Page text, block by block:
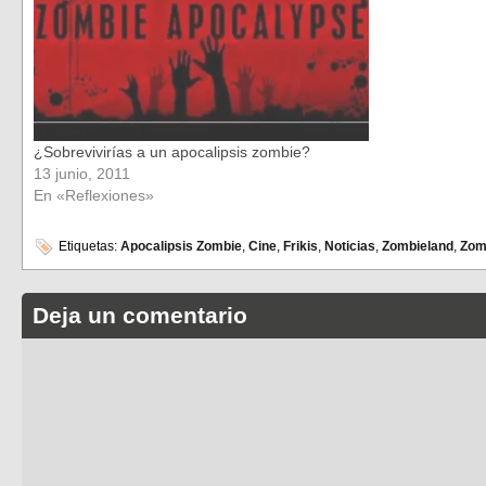
¿Sobrevivirías a un apocalipsis zombie?
13 junio, 2011
En «Reflexiones»
Etiquetas: Apocalipsis Zombie, Cine, Frikis, Noticias, Zombieland ,
Deja un comentario